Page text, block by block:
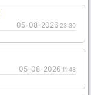
05-08-2026 23:30
05-08-2026 11:43